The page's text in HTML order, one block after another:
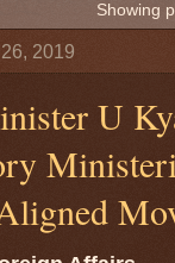
Showing
2019
U